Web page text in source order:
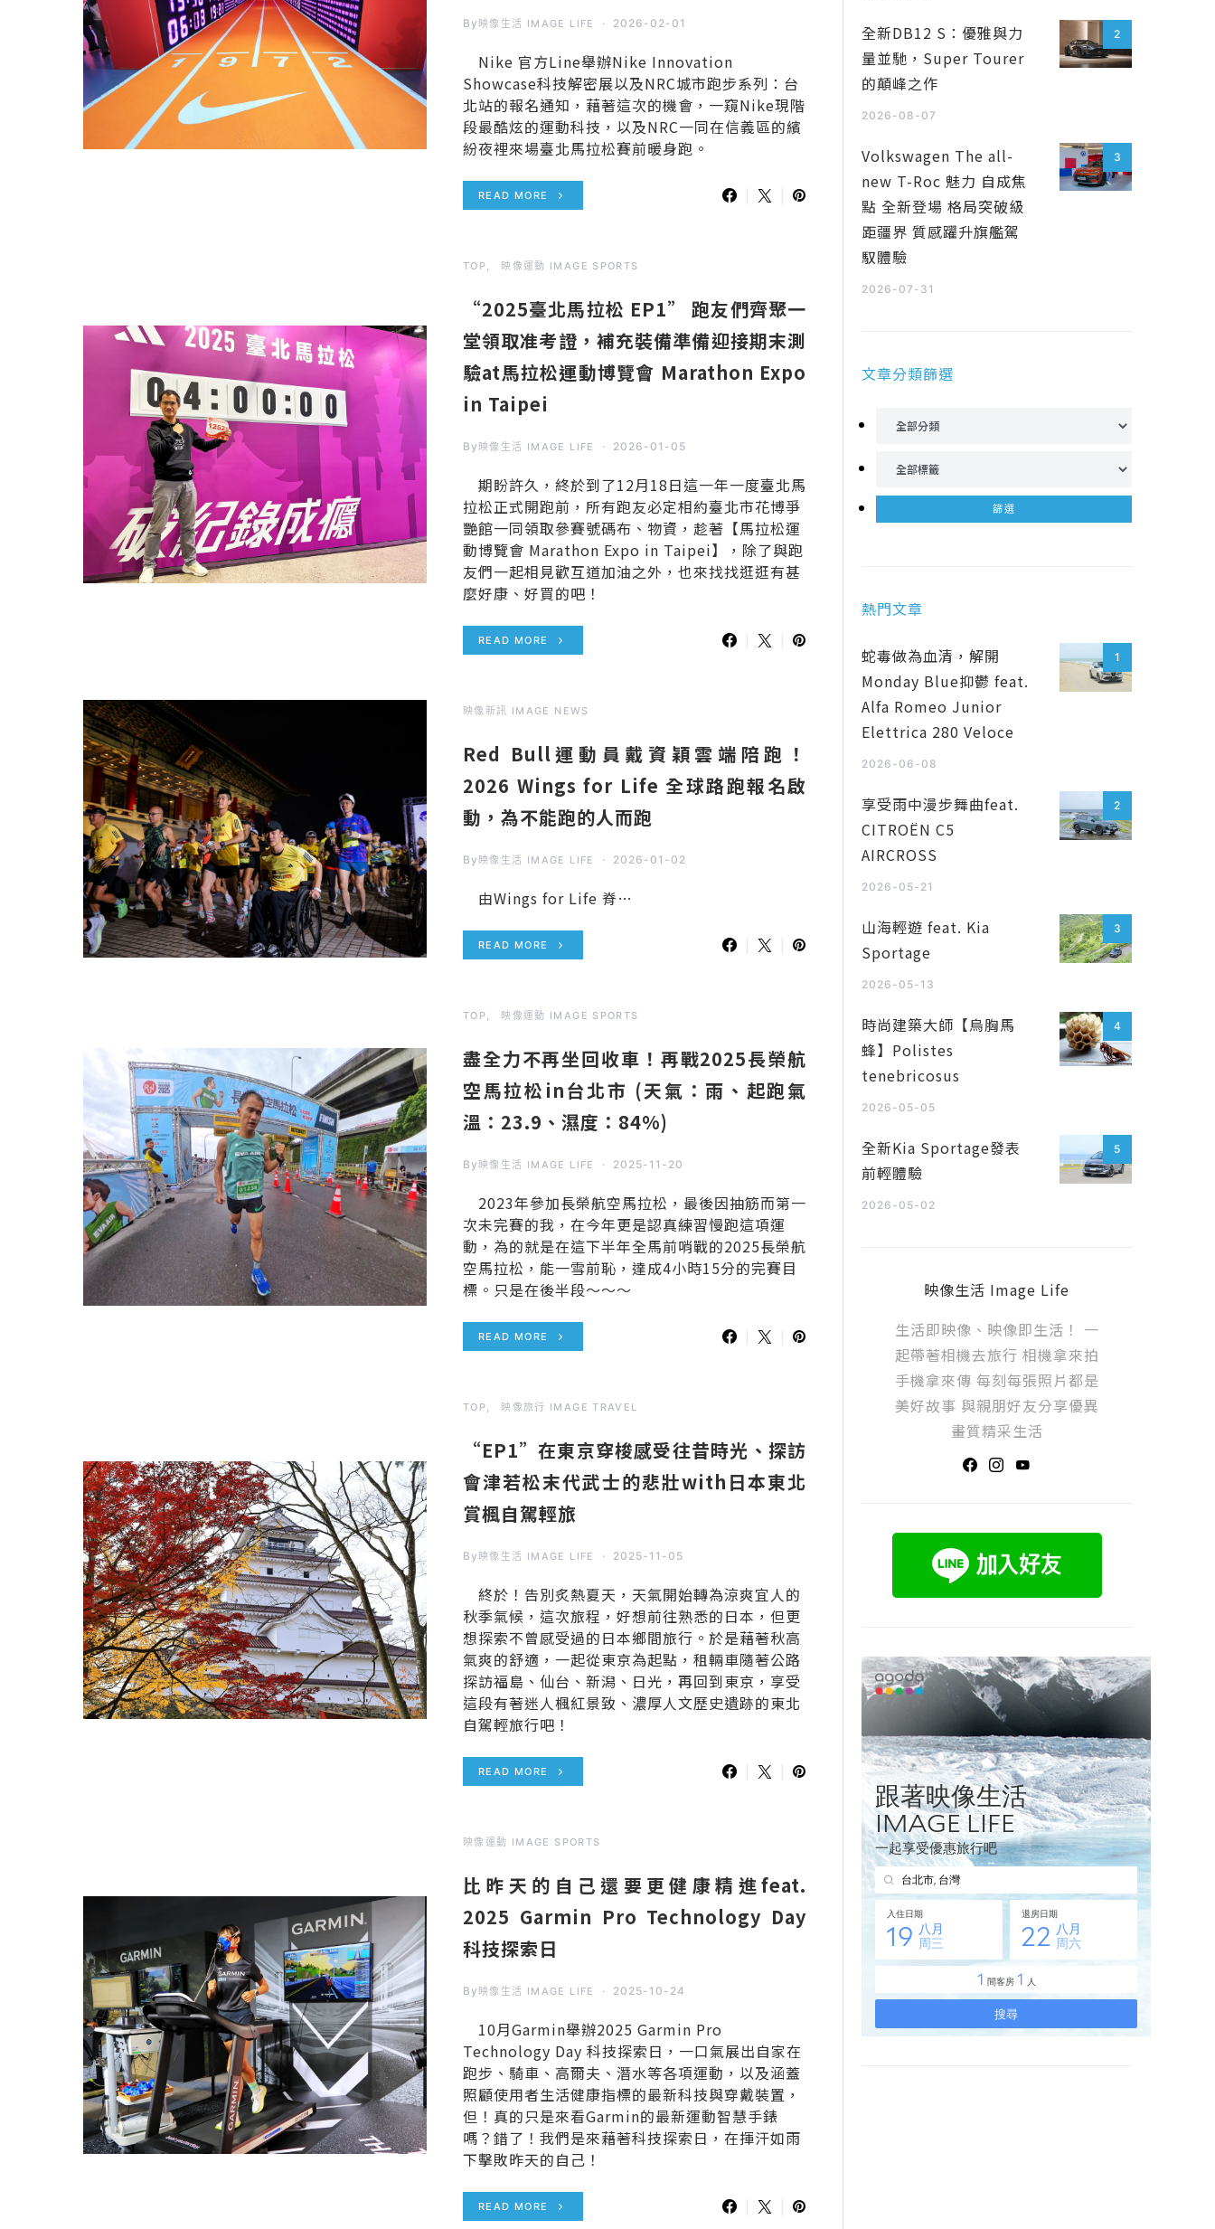
By 映像生活 IMAGE LIFE 2026-02-01
Nike 官方Line舉辦Nike Innovation
Showcase科技解密展以及NRC城市跑步系列：台
北站的報名通知，藉著這次的機會，一窺Nike現階
段最酷炫的運動科技，以及NRC一同在信義區的繽
紛夜裡來場臺北馬拉松賽前暖身跑。
READ MORE
TOP 映像運動 IMAGE SPORTS
“2025臺北馬拉松 EP1” 跑友們齊聚一
堂領取准考證，補充裝備準備迎接期末測
驗at馬拉松運動博覽會 Marathon Expo
in Taipei
By 映像生活 IMAGE LIFE 2026-01-05
期盼許久，終於到了12月18日這一年一度臺北馬
拉松正式開跑前，所有跑友必定相約臺北市花博爭
艷館一同領取參賽號碼布、物資，趁著【馬拉松運
動博覽會 Marathon Expo in Taipei】，除了與跑
友們一起相見歡互道加油之外，也來找找逛逛有甚
麼好康、好買的吧！
READ MORE
映像新訊 IMAGE NEWS
Red Bull運動員戴資穎雲端陪跑！
2026 Wings for Life 全球路跑報名啟
動，為不能跑的人而跑
By 映像生活 IMAGE LIFE 2026-01-02
由Wings for Life 脊…
READ MORE
TOP 映像運動 IMAGE SPORTS
盡全力不再坐回收車！再戰2025長榮航
空馬拉松in台北市 (天氣：雨、起跑氣
溫：23.9、濕度：84%)
By 映像生活 IMAGE LIFE 2025-11-20
2023年參加長榮航空馬拉松，最後因抽筋而第一
次未完賽的我，在今年更是認真練習慢跑這項運
動，為的就是在這下半年全馬前哨戰的2025長榮航
空馬拉松，能一雪前恥，達成4小時15分的完賽目
標。只是在後半段～～～
READ MORE
TOP 映像旅行 IMAGE TRAVEL
“EP1”在東京穿梭感受往昔時光、探訪
會津若松末代武士的悲壯with日本東北
賞楓自駕輕旅
By 映像生活 IMAGE LIFE 2025-11-05
終於！告別炙熱夏天，天氣開始轉為涼爽宜人的
秋季氣候，這次旅程，好想前往熟悉的日本，但更
想探索不曾感受過的日本鄉間旅行。於是藉著秋高
氣爽的舒適，一起從東京為起點，租輛車隨著公路
探訪福島、仙台、新潟、日光，再回到東京，享受
這段有著迷人楓紅景致、濃厚人文歷史遺跡的東北
自駕輕旅行吧！
READ MORE
映像運動 IMAGE SPORTS
比昨天的自己還要更健康精進feat.
2025 Garmin Pro Technology Day
科技探索日
By 映像生活 IMAGE LIFE 2025-10-24
10月Garmin舉辦2025 Garmin Pro
Technology Day 科技探索日，一口氣展出自家在
跑步、騎車、高爾夫、潛水等各項運動，以及涵蓋
照顧使用者生活健康指標的最新科技與穿戴裝置，
但！真的只是來看Garmin的最新運動智慧手錶
嗎？錯了！我們是來藉著科技探索日，在揮汗如雨
下擊敗昨天的自己！
READ MORE
2
全新DB12 S：優雅與力
量並馳，Super Tourer
的顛峰之作
2026-08-07
3
Volkswagen The all-
new T-Roc 魅力 自成焦
點 全新登場 格局突破級
距疆界 質感躍升旗艦駕
馭體驗
2026-07-31
文章分類篩選
熱門文章
1
蛇毒做為血清，解開
Monday Blue抑鬱 feat.
Alfa Romeo Junior
Elettrica 280 Veloce
2026-06-08
2
享受雨中漫步舞曲feat.
CITROËN C5
AIRCROSS
2026-05-21
3
山海輕遊 feat. Kia
Sportage
2026-05-13
4
時尚建築大師【烏胸馬
蜂】Polistes
tenebricosus
2026-05-05
5
全新Kia Sportage發表
前輕體驗
2026-05-02
映像生活 Image Life
生活即映像、映像即生活！ 一
起帶著相機去旅行 相機拿來拍
手機拿來傳 每刻每張照片都是
美好故事 與親朋好友分享優異
畫質精采生活